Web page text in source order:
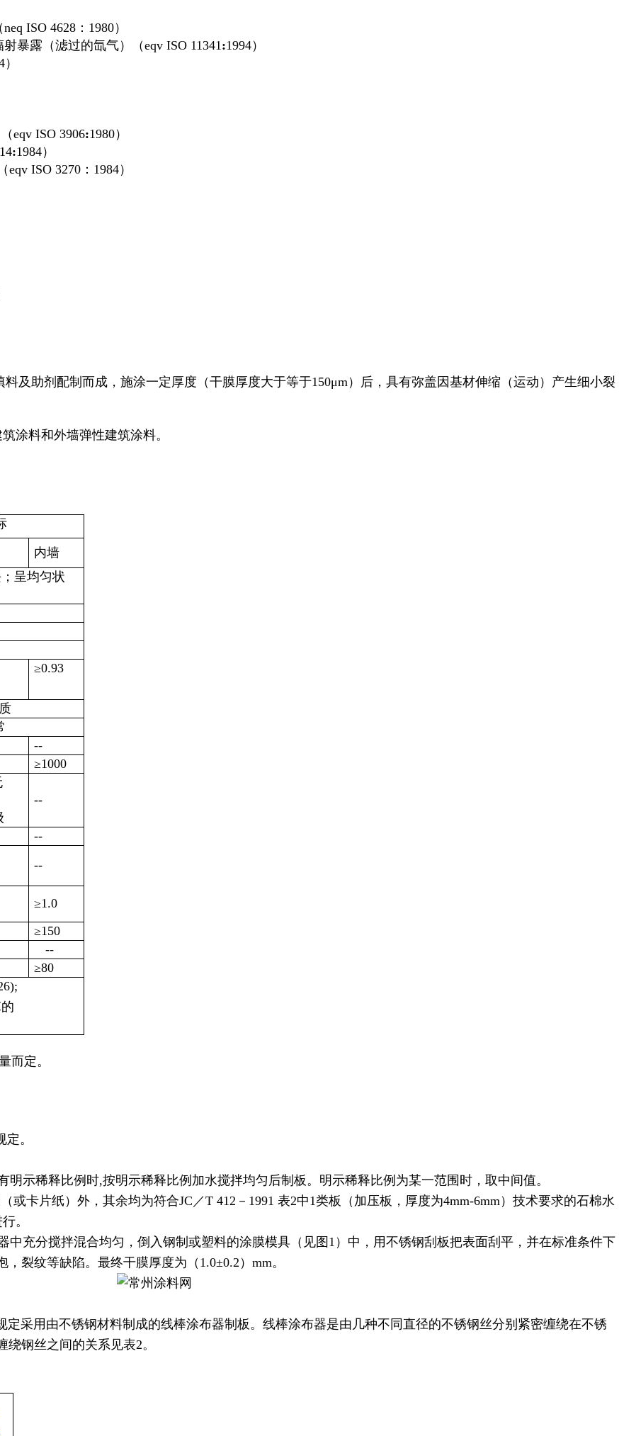
ISO 4628：1980）
露（滤过的氙气）（eqv ISO 11341 :1994）
ISO 3906:1980）
:1984）
ISO 3270：1984）
及助剂配制而成，施涂一定厚度（干膜厚度大于等于150μm）后，具有弥盖因基材伸缩（运动）产生细小裂
涂料和外墙弹性建筑涂料。
内墙
呈均匀状
≥0.93
--
≥1000
--
--
--
≥1.0
≥150
--
≥80
而定。
。
示稀释比例时,按明示稀释比例加水搅拌均匀后制板。明示稀释比例为某一范围时，取中间值。
卡片纸）外，其余均为符合JC／T 412－1991 表2中1类板（加压板，厚度为4mm-6mm）技术要求的石棉水
。
中充分搅拌混合均匀，倒入钢制或塑料的涂膜模具（见图1）中，用不锈钢刮板把表面刮平，并在标准条件下
裂纹等缺陷。最终干膜厚度为（1.0±0.2）mm。
采用由不锈钢材料制成的线棒涂布器制板。线棒涂布器是由几种不同直径的不锈钢丝分别紧密缠绕在不锈
钢丝之间的关系见表2。